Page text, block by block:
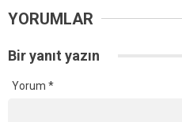
YORUMLAR
Bir yanıt yazın
Yorum *